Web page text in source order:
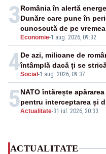
3
Economie-1 aug. 2026, 09:32
România în alertă
Dunăre care pune în
cunoscută de pe
4Social -1 aug. 2026, 09:37
De azi, milioane de
întâmplă dacă ți se
5Actualitate-31 iul. 2026, 20:33
NATO întărește
pentru interceptarea și
ACTUALITATE